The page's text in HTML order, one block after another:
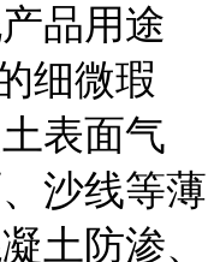
品用途
细微瑕
表面气
沙线等薄
土防渗、